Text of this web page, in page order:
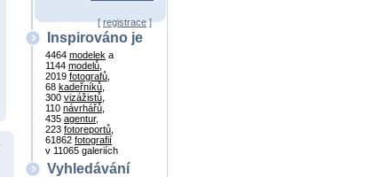
[registrace]
Inspirováno je
4464 modelek a
1144 modelů
2019 fotografů
68 kadeřníků
300 vizážistů
110 návrhářů
435 agentur,
223 fotoreportů
61862 fotografií
v 11065 galeriích
Vyhledávání